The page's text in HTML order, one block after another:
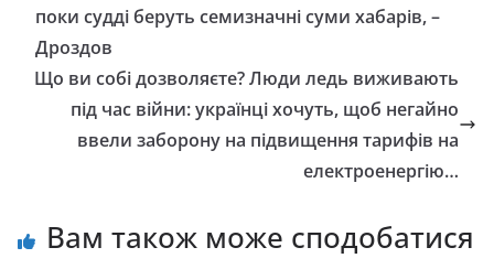
поки судді беруть семизначні суми хабарів, –
Дроздов
Що ви собі дозволяєте? Люди ледь виживають
під час війни: українці хочуть, щоб негайно
ввели заборону на підвищення тарифів на
електроенергію…
Вам також може сподобатися